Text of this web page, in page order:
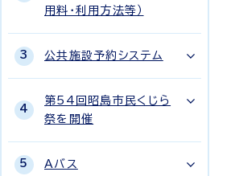
用料・利用方法等）
公共施設予約システム
第54回昭島市民くじら
祭を開催
Aバス